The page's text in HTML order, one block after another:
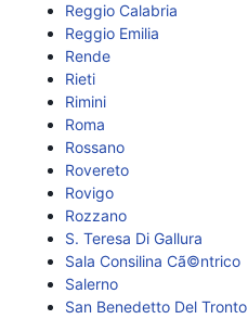
Reggio Calabria
Reggio Emilia
Rende
Rieti
Rimini
Roma
Rossano
Rovereto
Rovigo
Rozzano
S. Teresa Di Gallura
Sala Consilina Cã©ntrico
Salerno
San Benedetto Del Tronto